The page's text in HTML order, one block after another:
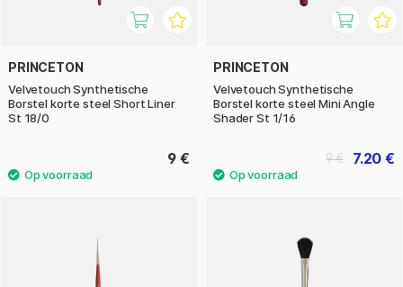
PRINCETON
Velvetouch Synthetische
Borstel korte steel Short Liner
St 18/0
9 €
PRINCETON
Velvetouch Synthetische
Borstel korte steel Mini Angle
Shader St 1/16
7.20 €
9 €